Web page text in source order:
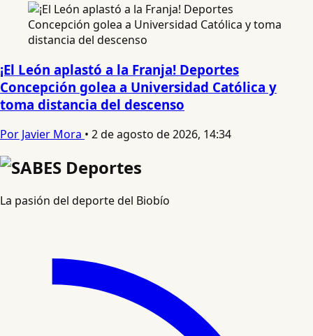
¡El León aplastó a la Franja! Deportes
Concepción golea a Universidad Católica y
toma distancia del descenso
Por Javier Mora • 2 de agosto de 2026, 14:34
La pasión del deporte del Biobío